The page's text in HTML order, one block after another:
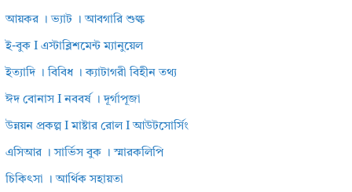
আয়কর । ভ্যাট । আবগারি শুল্ক
ই-বুক I এস্টাব্লিশমেন্ট ম্যানুয়েল
ইত্যাদি । বিবিধ । ক্যাটাগরী বিহীন তথ্য
ঈদ বোনাস I নববর্ষ । দূর্গাপূজা
উন্নয়ন প্রকল্প I মাষ্টার রোল I আউটসোর্সিং
এসিআর । সার্ভিস বুক । স্মারকলিপি
চিকিৎসা । আর্থিক সহায়তা